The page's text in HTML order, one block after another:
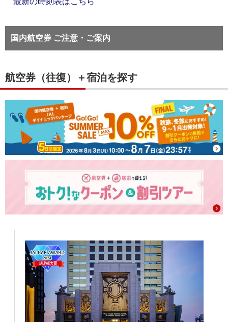
国内航空券 ご注意・ご案内
航空券（往復）＋宿泊を探す